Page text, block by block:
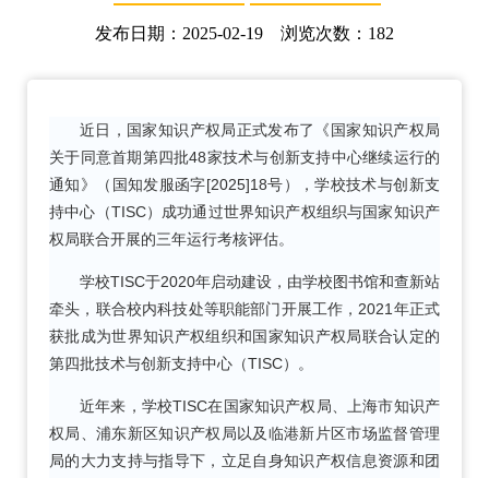
发布日期：2025-02-19 浏览次数： 182
近日，国家知识产权局正式发布了《国家知识产权局
关于同意首期第四批48家技术与创新支持中心继续运行的
通知》（国知发服函字[2025]18号），学校技术与创新支
持中心（TISC）成功通过世界知识产权组织与国家知识产
权局联合开展的三年运行考核评估。
学校TISC于2020年启动建设，由学校图书馆和查新站
牵头，联合校内科技处等职能部门开展工作，2021年正式
获批成为世界知识产权组织和国家知识产权局联合认定的
第四批技术与创新支持中心（TISC）。
近年来，学校TISC在国家知识产权局、上海市知识产
权局、浦东新区知识产权局以及临港新片区市场监督管理
局的大力支持与指导下，立足自身知识产权信息资源和团